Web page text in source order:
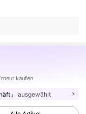
kaufen
」 ausgewählt